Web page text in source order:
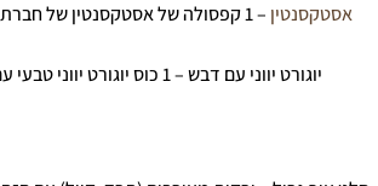
אסטקסנטין – 1 קפסולה של אסטקסנטין של חברת פיורמג’יק עם כוס מים.
יוגורט יווני עם דבש – 1 כוס יוגורט יווני טבעי עם כף דבש ומעט קינמון.